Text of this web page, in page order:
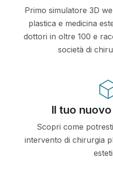
Primo simulatore 3D
plastica e medicina
dottori in oltre 100 e
società di
Il tuo
Scopri come
intervento di chirurgia